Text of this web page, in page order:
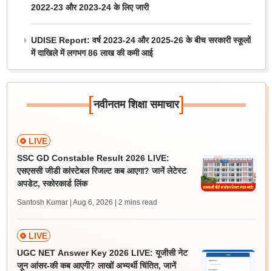
2022-23 और 2023-24 के लिए जारी
UDISE Report: वर्ष 2023-24 और 2025-26 के बीच सरकारी स्कूलों
में दाखिले में लगभग 86 लाख की कमी आई
[नवीनतम शिक्षा समाचार]
LIVE
SSC GD Constable Result 2026 LIVE:
एसएससी जीडी कांस्टेबल रिजल्ट कब आएगा? जानें लेटेस्ट
अपडेट, स्कोरकार्ड लिंक
Santosh Kumar | Aug 6, 2026 | 2 mins read
LIVE
UGC NET Answer Key 2026 LIVE: यूजीसी नेट
जून आंसर-की कब आएगी? लाखों अभ्यर्थी चिंतित, जानें